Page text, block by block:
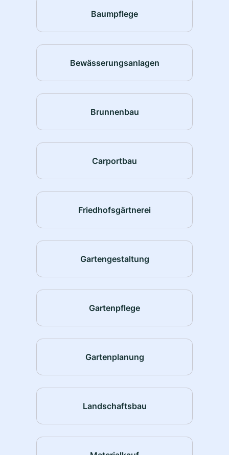
Baumpflege
Bewässerungsanlagen
Brunnenbau
Carportbau
Friedhofsgärtnerei
Gartengestaltung
Gartenpflege
Gartenplanung
Landschaftsbau